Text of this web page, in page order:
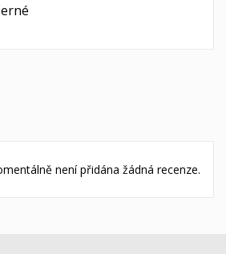
není přidána žádná recenze.